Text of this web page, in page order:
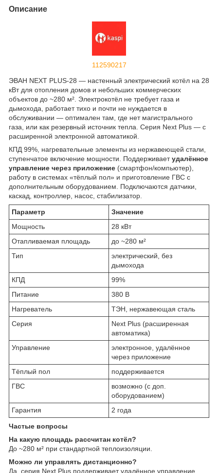
Описание
112590217
ЭВАН NEXT PLUS-28 — настенный электрический котёл на 28
кВт для отопления домов и небольших коммерческих
объектов до ~280 м². Электрокотёл не требует газа и
дымохода, работает тихо и почти не нуждается в
обслуживании — оптимален там, где нет магистрального
газа, или как резервный источник тепла. Серия Next Plus — с
расширенной электронной автоматикой.
КПД 99%, нагревательные элементы из нержавеющей стали,
ступенчатое включение мощности. Поддерживаетудалённое
управление через приложение (смартфон/компьютер),
работу в системах «тёплый пол» и приготовление ГВС с
дополнительным оборудованием. Подключаются датчики,
каскад, контроллер, насос, стабилизатор.
Параметр
Значение
Мощность
28 кВт
Отапливаемая площадь
до ~280 м²
Тип
электрический, без
дымохода
КПД
99%
Питание
380 В
Нагреватель
ТЭН, нержавеющая сталь
Серия
Next Plus (расширенная
автоматика)
Управление
электронное, удалённое
через приложение
Тёплый пол
поддерживается
ГВС
возможно (с доп.
оборудованием)
Гарантия
2 года
Частые вопросы
На какую площадь рассчитан котёл?
До ~280 м² при стандартной теплоизоляции.
Можно ли управлять дистанционно?
Да, серия Next Plus поддерживает удалённое управление